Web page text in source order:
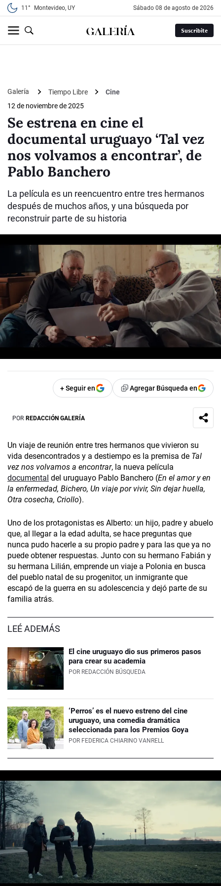
11° Montevideo, UY sábado 08 de agosto de 2026
Suscribite
Galería Tiempo Libre
Cine
12 de noviembre de 2025
Se estrena en cine el
documental uruguayo ‘Tal vez
nos volvamos a encontrar’, de
Pablo Banchero
La película es un reencuentro entre tres hermanos
después de muchos años, y una búsqueda por
reconstruir parte de su historia
+ Seguir en Agregar Búsqueda en
POR REDACCIÓN GALERÍA
Un viaje de reunión entre tres hermanos que vivieron su
vida desencontrados y a destiempo es la premisa de Tal
vez nos volvamos a encontrar, la nueva película
documental del uruguayo Pablo Banchero (En el amor y en
la enfermedad, Bichero, Un viaje por vivir, Sin dejar huella,
Otra cosecha, Criollo).
Uno de los protagonistas es Alberto: un hijo, padre y abuelo
que, al llegar a la edad adulta, se hace preguntas que
nunca pudo hacerle a su propio padre y para las que ya no
puede obtener respuestas. Junto con su hermano Fabián y
su hermana Lilián, emprende un viaje a Polonia en busca
del pueblo natal de su progenitor, un inmigrante que
escapó de la guerra en su adolescencia y dejó parte de su
familia atrás.
LEÉ ADEMÁS
El cine uruguayo dio sus primeros pasos
para crear su academia
POR REDACCIÓN BÚSQUEDA
‘Perros’ es el nuevo estreno del cine
uruguayo, una comedia dramática
seleccionada para los Premios Goya
POR FEDERICA CHIARINO VANRELL